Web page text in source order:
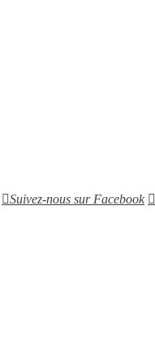
Suivez-nous sur Facebook